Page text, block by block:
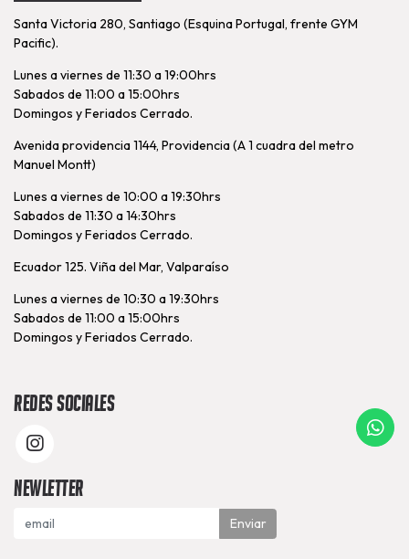
Santa Victoria 280, Santiago (Esquina Portugal, frente GYM
Pacific).
Lunes a viernes de 11:30 a 19:00hrs
Sabados de 11:00 a 15:00hrs
Domingos y Feriados Cerrado.
Avenida providencia 1144, Providencia (A 1 cuadra del metro
Manuel Montt)
Lunes a viernes de 10:00 a 19:30hrs
Sabados de 11:30 a 14:30hrs
Domingos y Feriados Cerrado.
Ecuador 125. Viña del Mar, Valparaíso
Lunes a viernes de 10:30 a 19:30hrs
Sabados de 11:00 a 15:00hrs
Domingos y Feriados Cerrado.
Redes Sociales
Newletter
Enviar